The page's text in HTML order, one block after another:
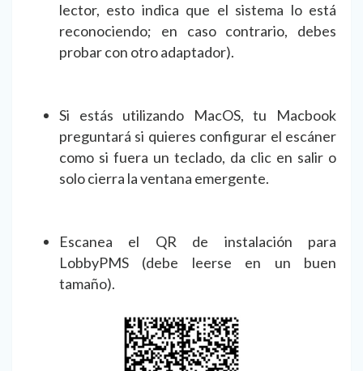
lector, esto indica que el sistema lo está
reconociendo; en caso contrario, debes
probar con otro adaptador).
Si estás utilizando MacOS, tu Macbook
preguntará si quieres configurar el escáner
como si fuera un teclado, da clic en salir o
solo cierra la ventana emergente.
Escanea el QR de instalación para
LobbyPMS (debe leerse en un buen
tamaño).